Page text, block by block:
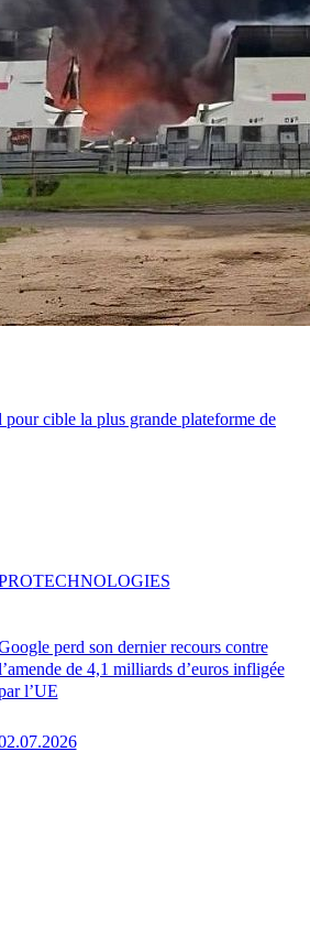
cible la plus grande plateforme de
perd son dernier recours contre
de 4,1 milliards d’euros infligée
l’UE
TECHNOLOGIES